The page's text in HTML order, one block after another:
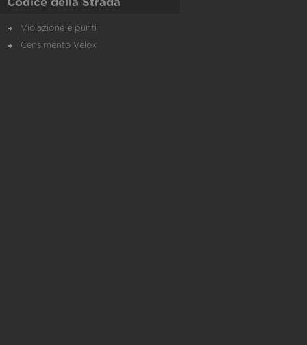
Codice della Strada
Violazione e punti
Censimento Velox